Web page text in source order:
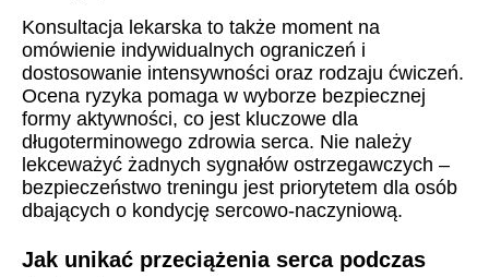
Konsultacja lekarska to także moment na
omówienie indywidualnych ograniczeń i
dostosowanie intensywności oraz rodzaju ćwiczeń.
Ocena ryzyka pomaga w wyborze bezpiecznej
formy aktywności, co jest kluczowe dla
długoterminowego zdrowia serca. Nie należy
lekceważyć żadnych sygnałów ostrzegawczych –
bezpieczeństwo treningu jest priorytetem dla osób
dbających o kondycję sercowo-naczyniową.
Jak unikać przeciążenia serca podczas